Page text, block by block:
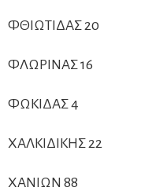
ΦΘΙΩΤΙΔΑΣ 20
ΦΛΩΡΙΝΑΣ 16
ΦΩΚΙΔΑΣ 4
ΧΑΛΚΙΔΙΚΗΣ 22
ΧΑΝΙΩΝ 88